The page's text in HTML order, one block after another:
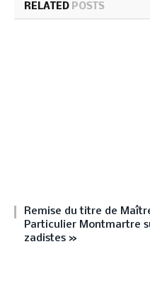
RELATED POSTS
Remise du titre de
Particulier Montmartre
zadistes »